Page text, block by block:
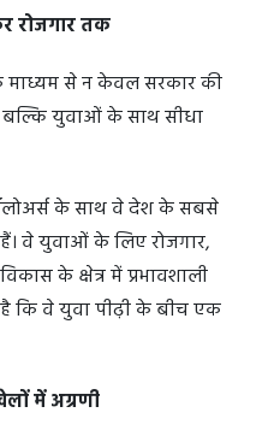
रोजगार तक
माध्यम से न केवल सरकार की
युवाओं के साथ सीधा
के साथ वे देश के सबसे
वे युवाओं के लिए रोजगार,
के क्षेत्र में प्रभावशाली
कि वे युवा पीढ़ी के बीच एक
में अग्रणी